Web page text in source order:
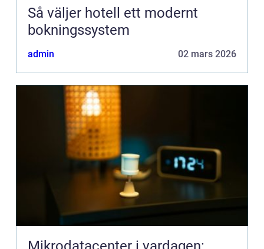
Så väljer hotell ett modernt
bokningssystem
admin 02 mars 2026